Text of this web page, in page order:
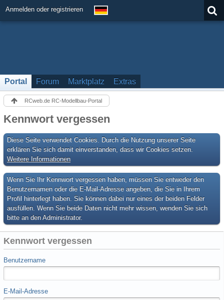
Anmelden oder registrieren
Portal Forum Marktplatz Extras
RCweb.de RC-Modellbau-Portal
Kennwort vergessen
Diese Seite verwendet Cookies. Durch die Nutzung unserer Seite
erklären Sie sich damit einverstanden, dass wir Cookies setzen.
Weitere Informationen
Wenn Sie Ihr Kennwort vergessen haben, müssen Sie entweder den
Benutzernamen oder die E-Mail-Adresse angeben, die Sie in Ihrem
Profil hinterlegt haben. Sie können dabei nur eines der beiden Felder
ausfüllen. Wenn Sie beide Daten nicht mehr wissen, wenden Sie sich
bitte an den Administrator.
Kennwort vergessen
Benutzername
E-Mail-Adresse